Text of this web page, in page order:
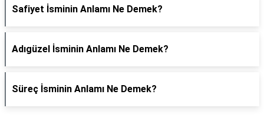
Safiyet İsminin Anlamı Ne Demek?
Adıgüzel İsminin Anlamı Ne Demek?
Süreç İsminin Anlamı Ne Demek?